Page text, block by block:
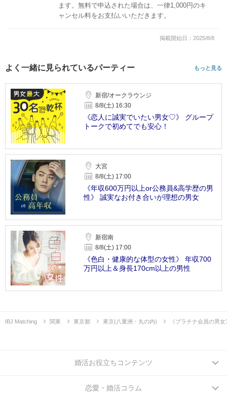
ます。無料で申込された場合は、一律1,000円のキ
ャンセル料をお支払いいただきます。
掲載開始日：2025/8/8
よく一緒に見られているパーティー もっと見る
新宿/オークラウンジ
8/8(土) 16:30
《恋人に誠実でいたい男女♡》 グループ
トークで初めてでも安心！
大宮
8/8(土) 17:00
《年収600万円以上or公務員&高学歴の男
性》 誠実なお付き合いが理想の男女
新宿南
8/8(土) 17:00
《色白・健康的な体型の女性》 年収700
万円以上＆身長170cm以上の男性
IBJ Matching 関東 東京都 東京(八重洲・丸の内) 《プラチナ会員の男
婚活お役立ちコンテンツ
恋愛・婚活コラム